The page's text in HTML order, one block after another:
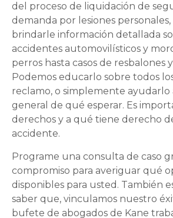
del proceso de liquidación de
demanda por lesiones personales,
brindarle información detallada
accidentes automovilísticos y
perros hasta casos de resbalones
Podemos educarlo sobre todos
reclamo, o simplemente ayudarlo
general de qué esperar. Es
derechos y a qué tiene derecho
accidente.
Programe una consulta de caso
compromiso para averiguar qué
disponibles para usted. También
saber que, vinculamos nuestro
bufete de abogados de Kane